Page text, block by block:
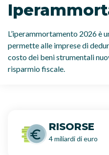
L’iperammortamento 2026 è
permette alle imprese di
costo dei beni strumentali
risparmio fiscale.
RISORSE
4 miliardi di euro